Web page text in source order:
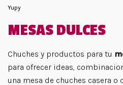
Yupy
MESAS DULCES
Chuches y productos para tu
para ofrecer ideas,
una mesa de chuches casera o